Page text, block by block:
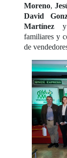
Moreno,
David
Martínez
familiares y
de